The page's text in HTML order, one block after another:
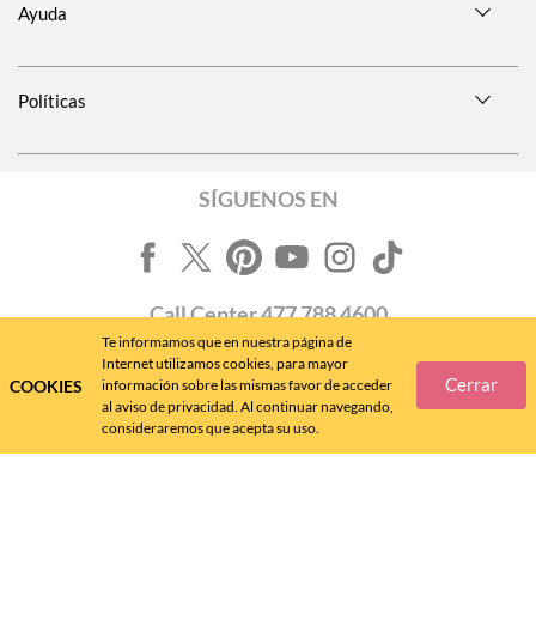
COOKIES
Te informamos que en nuestra página de
Internet utilizamos cookies, para mayor
información sobre las mismas favor de acceder
al aviso de privacidad. Al continuar navegando,
consideraremos que acepta su uso.
Cerrar
Ayuda
Políticas
SÍGUENOS EN
CallCenter477 788 4600